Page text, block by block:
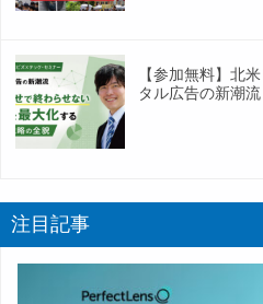
【参加無料】北
タル広告の新潮
注目記事